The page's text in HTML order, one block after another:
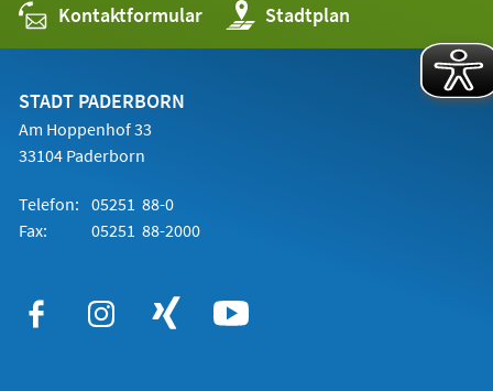
Kontaktformular Stadtplan
(Öffnet
in
einem
STADT PADERBORN
Am Hoppenhof 33
33104 Paderborn
Telefon: 05251 88-0
Fax:
05251 88-2000